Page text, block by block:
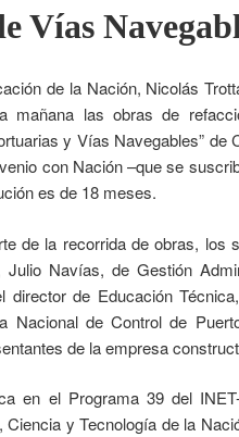
Vías
de la Nación, Nicolás
mañana las obras de
y Vías Navegables”
con Nación –que se
es de 18 meses.
de la recorrida de obras, los
Julio Navías, de Gestión
director de Educación
Nacional de Control de
de la empresa
en el Programa 39 del
Ciencia y Tecnología de la